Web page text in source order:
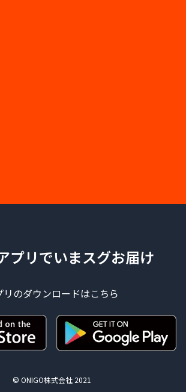
プリでいまスグお届け
リのダウンロードはこちら
© ONIGO株式会社 2021